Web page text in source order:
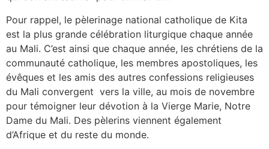
Pour rappel, le pèlerinage national catholique de Kita
est la plus grande célébration liturgique chaque année
au Mali. C’est ainsi que chaque année, les chrétiens de la
communauté catholique, les membres apostoliques, les
évêques et les amis des autres confessions religieuses
du Mali convergent vers la ville, au mois de novembre
pour témoigner leur dévotion à la Vierge Marie, Notre
Dame du Mali. Des pèlerins viennent également
d’Afrique et du reste du monde.